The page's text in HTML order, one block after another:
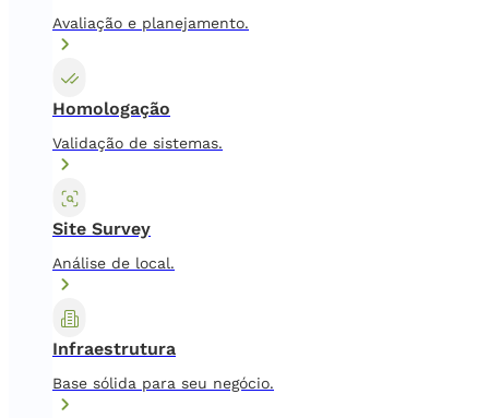
Avaliação e planejamento.
Homologação
Validação de sistemas.
Site Survey
Análise de local.
Infraestrutura
Base sólida para seu negócio.